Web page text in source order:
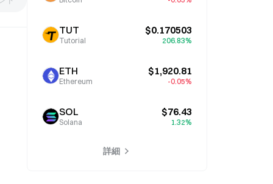
TUT
Tutorial
$0.170503
206.83%
ETH
Ethereum
$1,920.81
-0.05%
SOL
Solana
$76.43
1.32%
詳細